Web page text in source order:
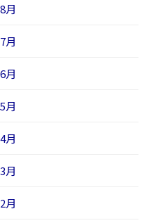
月
月
月
月
月
月
月